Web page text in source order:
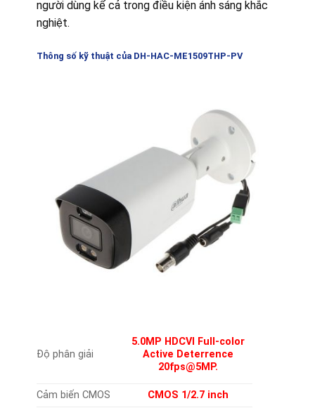
người dùng kể cả trong điều kiện ánh sáng khắc
nghiệt.
Thông số kỹ thuật của DH-HAC-ME1509THP-PV
Độ phân giải
5.0MP HDCVI Full-color
Active Deterrence
20fps@5MP.
Cảm biến CMOS
CMOS 1/2.7 inch